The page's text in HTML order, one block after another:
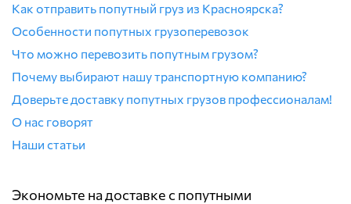
Как отправить попутный груз из Красноярска?
Особенности попутных грузоперевозок
Что можно перевозить попутным грузом?
Почему выбирают нашу транспортную компанию?
Доверьте доставку попутных грузов профессионалам!
О нас говорят
Наши статьи
Экономьте на доставке с попутными